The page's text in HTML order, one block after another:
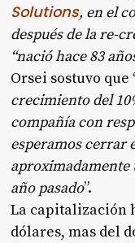
Solutions, en el
después de la re-
“nació hace 83
Orsei sostuvo que
crecimiento del
compañía con
esperamos cerrar
aproximadamente
año pasado”.
La capitalización
dólares, mas del